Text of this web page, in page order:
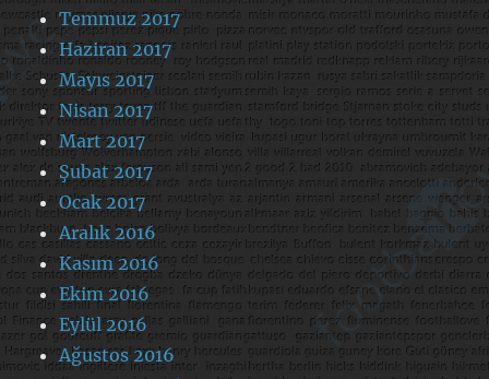
Temmuz 2017
Haziran 2017
Mayıs 2017
Nisan 2017
Mart 2017
Şubat 2017
Ocak 2017
Aralık 2016
Kasım 2016
Ekim 2016
Eylül 2016
Ağustos 2016